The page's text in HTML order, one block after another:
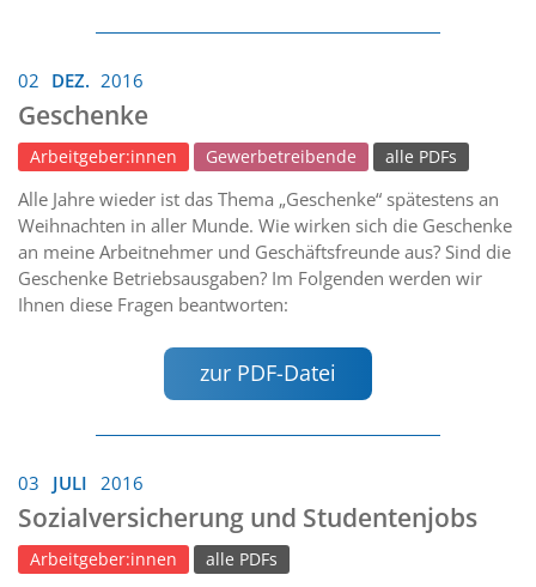
02 DEZ. 2016
Geschenke
Arbeitgeber:innen Gewerbetreibende alle PDFs
Alle Jahre wieder ist das Thema „Geschenke“ spätestens an
Weihnachten in aller Munde. Wie wirken sich die Geschenke
an meine Arbeitnehmer und Geschäftsfreunde aus? Sind die
Geschenke Betriebsausgaben? Im Folgenden werden wir
Ihnen diese Fragen beantworten:
zur PDF-Datei
03 JULI 2016
Sozialversicherung und Studentenjobs
Arbeitgeber:innen alle PDFs